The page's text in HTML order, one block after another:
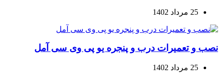
25 مرداد 1402
نصب و تعمیرات درب و پنجره یو پی وی سی آمل
25 مرداد 1402